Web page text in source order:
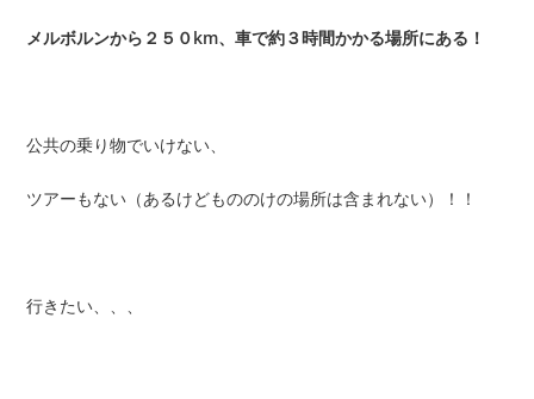
メルボルンから２５０km、車で約３時間かかる場所にある！
公共の乗り物でいけない、
ツアーもない（あるけどもののけの場所は含まれない）！！
行きたい、、、